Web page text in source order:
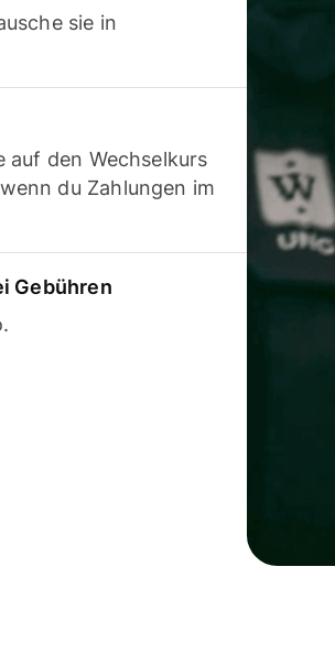
sie in
auf den Wechselkurs
du Zahlungen im
Gebühren